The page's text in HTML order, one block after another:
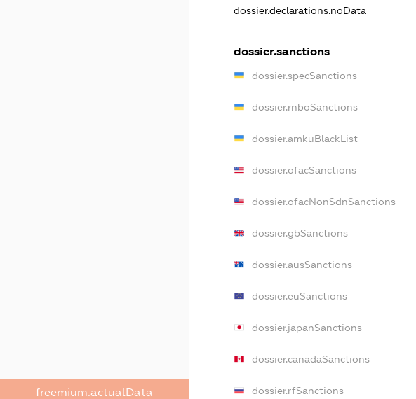
freemium.actualData
dossier.declarations.noData
dossier.sanctions
dossier.specSanctions
dossier.rnboSanctions
dossier.amkuBlackList
dossier.ofacSanctions
dossier.ofacNonSdnSanctions
dossier.gbSanctions
dossier.ausSanctions
dossier.euSanctions
dossier.japanSanctions
dossier.canadaSanctions
dossier.rfSanctions